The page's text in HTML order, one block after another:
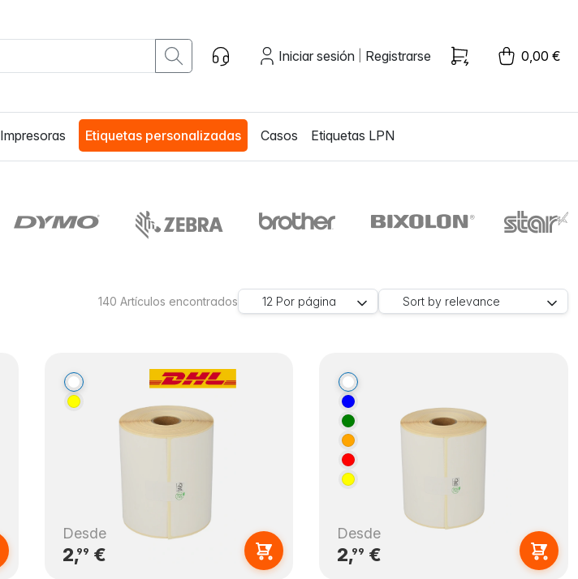
Iniciar sesión Registrarse 0,00 €
Impresoras Etiquetas personalizadas Casos Etiquetas LPN
140Artículos encontrados 12 Por página Sort by relevance
Desde
2,99 €
Desde
2,99 €